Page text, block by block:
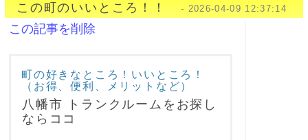
この町のいいところ！！ - 2026-04-09 12:37:14
この記事を削除
町の好きなところ！いいところ！
（お得、便利、メリットなど）
八幡市 トランクルームをお探し
ならココ